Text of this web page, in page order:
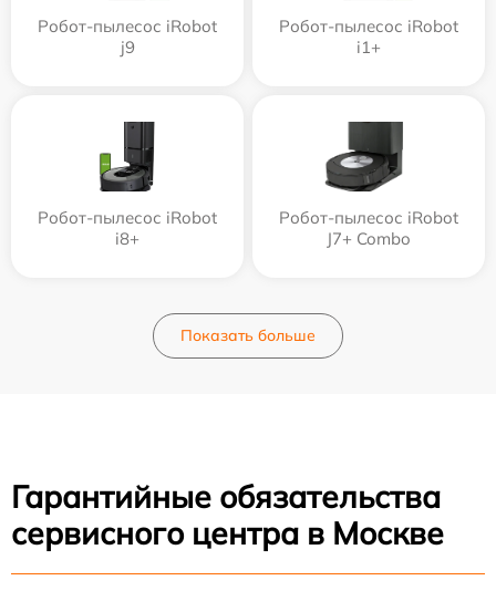
Робот-пылесос iRobot
j9
Робот-пылесос iRobot
i1+
Робот-пылесос iRobot
i8+
Робот-пылесос iRobot
J7+ Combo
Показать больше
Гарантийные обязательства
сервисного центра в Москве